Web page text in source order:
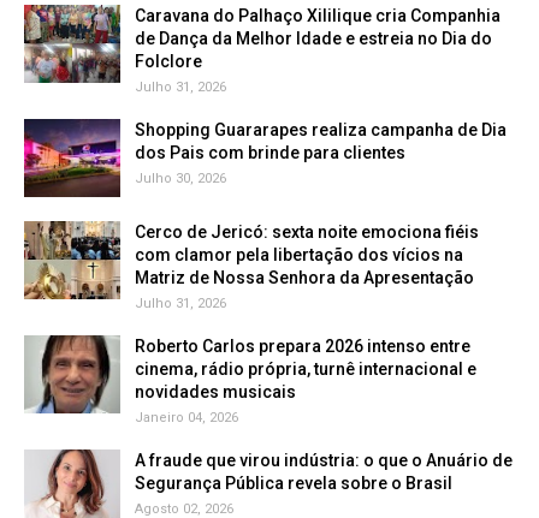
Caravana do Palhaço Xililique cria Companhia
de Dança da Melhor Idade e estreia no Dia do
Folclore
Julho 31, 2026
Shopping Guararapes realiza campanha de Dia
dos Pais com brinde para clientes
Julho 30, 2026
Cerco de Jericó: sexta noite emociona fiéis
com clamor pela libertação dos vícios na
Matriz de Nossa Senhora da Apresentação
Julho 31, 2026
Roberto Carlos prepara 2026 intenso entre
cinema, rádio própria, turnê internacional e
novidades musicais
Janeiro 04, 2026
A fraude que virou indústria: o que o Anuário de
Segurança Pública revela sobre o Brasil
Agosto 02, 2026